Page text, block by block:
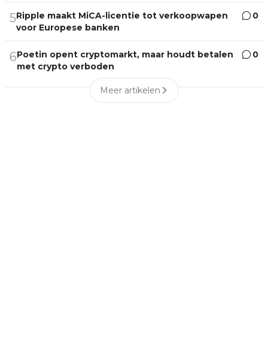
5Ripple maakt MiCA-licentie tot verkoopwapen
voor Europese banken
0
6Poetin opent cryptomarkt, maar houdt betalen
met crypto verboden
0
Meer artikelen